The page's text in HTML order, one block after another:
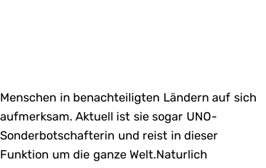
Menschen in benachteiligten Ländern auf sich
aufmerksam. Aktuell ist sie sogar UNO-
Sonderbotschafterin und reist in dieser
Funktion um die ganze Welt.Naturlich